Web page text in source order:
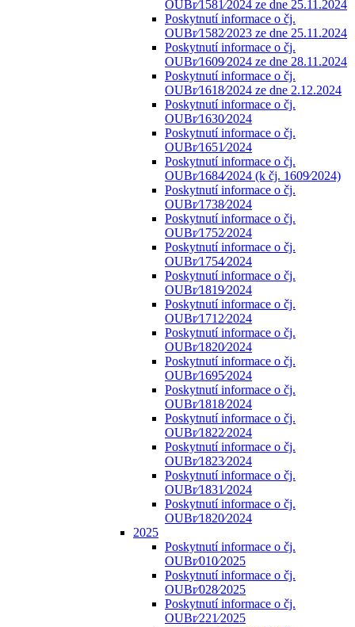
OUBr⁄1581⁄2024 ze dne 25.11.2024
Poskytnutí informace o čj.
OUBr⁄1582⁄2023 ze dne 25.11.2024
Poskytnutí informace o čj.
OUBr⁄1609⁄2024 ze dne 28.11.2024
Poskytnutí informace o čj.
OUBr⁄1618⁄2024 ze dne 2.12.2024
Poskytnutí informace o čj.
OUBr⁄1630⁄2024
Poskytnutí informace o čj.
OUBr⁄1651⁄2024
Poskytnutí informace o čj.
OUBr⁄1684⁄2024 (k čj. 1609⁄2024)
Poskytnutí informace o čj.
OUBr⁄1738⁄2024
Poskytnutí informace o čj.
OUBr⁄1752⁄2024
Poskytnutí informace o čj.
OUBr⁄1754⁄2024
Poskytnutí informace o čj.
OUBr⁄1819⁄2024
Poskytnutí informace o čj.
OUBr⁄1712⁄2024
Poskytnutí informace o čj.
OUBr⁄1820⁄2024
Poskytnutí informace o čj.
OUBr⁄1695⁄2024
Poskytnutí informace o čj.
OUBr⁄1818⁄2024
Poskytnutí informace o čj.
OUBr⁄1822⁄2024
Poskytnutí informace o čj.
OUBr⁄1823⁄2024
Poskytnutí informace o čj.
OUBr⁄1831⁄2024
Poskytnutí informace o čj.
OUBr⁄1820⁄2024
2025
Poskytnutí informace o čj.
OUBr⁄010⁄2025
Poskytnutí informace o čj.
OUBr⁄028⁄2025
Poskytnutí informace o čj.
OUBr⁄221⁄2025